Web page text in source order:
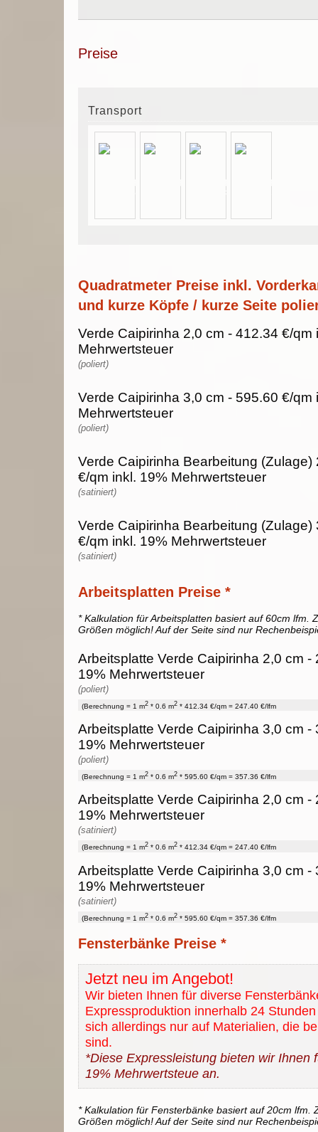
Preise
Transport
Quadratmeter Preise inkl.
und kurze Köpfe / kurze Seite
Verde Caipirinha 2,0 cm - 412.34 €/qm
Mehrwertsteuer
(poliert)
Verde Caipirinha 3,0 cm - 595.60 €/qm
Mehrwertsteuer
(poliert)
Verde Caipirinha Bearbeitung (Zulage)
€/qm inkl. 19% Mehrwertsteuer
(satiniert)
Verde Caipirinha Bearbeitung (Zulage)
€/qm inkl. 19% Mehrwertsteuer
(satiniert)
Arbeitsplatten Preise *
* Kalkulation für Arbeitsplatten basiert auf 60cm lfm.
Größen möglich! Auf der Seite sind nur
Arbeitsplatte Verde Caipirinha 2,0 cm -
19% Mehrwertsteuer
(poliert)
(Berechnung = 1 m2 * 0.6 m2 * 412.34 €/qm = 247.40 €/lfm
Arbeitsplatte Verde Caipirinha 3,0 cm -
19% Mehrwertsteuer
(poliert)
(Berechnung = 1 m2 * 0.6 m2 * 595.60 €/qm = 357.36 €/lfm
Arbeitsplatte Verde Caipirinha 2,0 cm -
19% Mehrwertsteuer
(satiniert)
(Berechnung = 1 m2 * 0.6 m2 * 412.34 €/qm = 247.40 €/lfm
Arbeitsplatte Verde Caipirinha 3,0 cm -
19% Mehrwertsteuer
(satiniert)
(Berechnung = 1 m2 * 0.6 m2 * 595.60 €/qm = 357.36 €/lfm
Fensterbänke Preise *
Jetzt neu im Angebot!
Wir bieten Ihnen für diverse
Expressproduktion innerhalb 24
sich allerdings nur auf Materialien, die
sind.
*Diese Expressleistung bieten wir Ihnen
19% Mehrwertsteue an.
* Kalkulation für Fensterbänke basiert auf 20cm lfm.
Größen möglich! Auf der Seite sind nur